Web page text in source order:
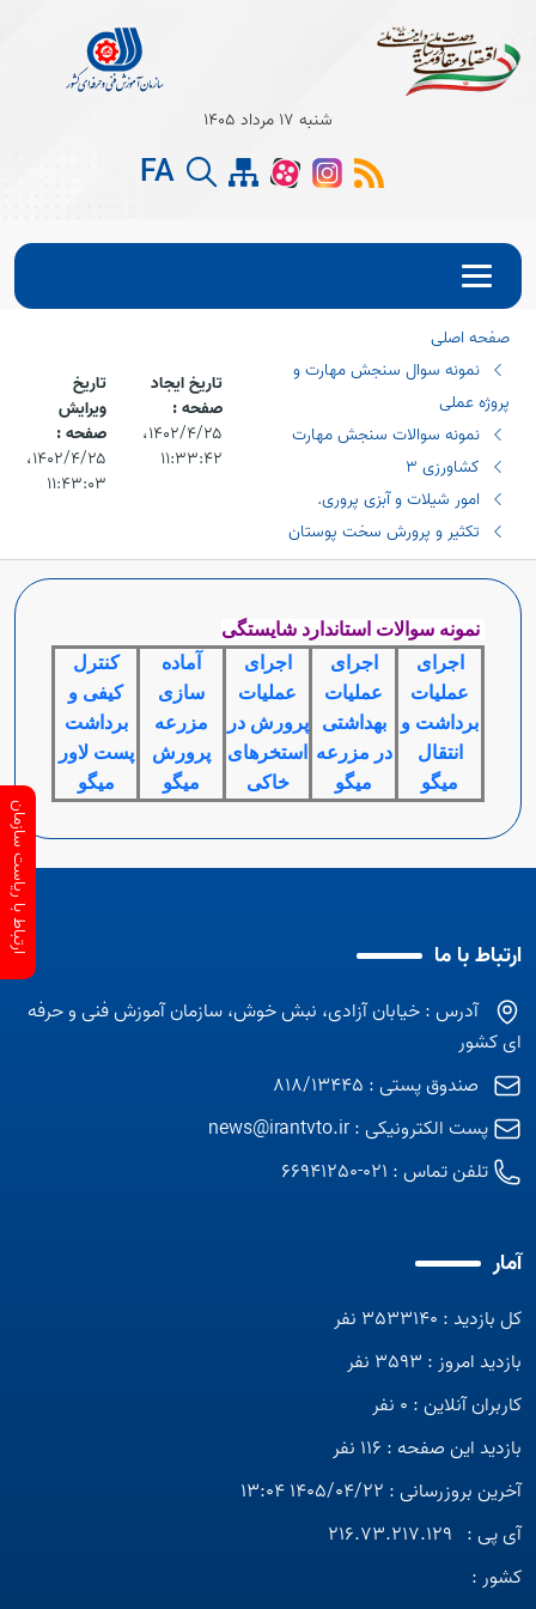
Open
Open
شنبه 17 مرداد 1405
FA
صفحه اصلی
نمونه سوال سنجش مهارت و
پروژه عملی
نمونه سوالات سنجش مهارت
کشاورزی 3
امور شیلات و آبزی پروری.
تکثیر و پرورش سخت پوستان
تاریخ ایجاد
صفحه :
۱۴۰۲/۴/۲۵،‏
۱۱:۳۳:۴۲
تاریخ
ویرایش
صفحه :
۱۴۰۲/۴/۲۵،‏
۱۱:۴۳:۰۳
نمونه سوالات استاندارد شایستگی
اجرای
عملیات
برداشت و
انتقال
میگو
اجرای
عملیات
بهداشتی
در مزرعه
میگو
اجرای
عملیات
پرورش در
استخرهای
خاکی
آماده
سازی
مزرعه
پرورش
میگو
کنترل
کیفی و
برداشت
پست لاور
میگو
ارتباط با ما
آدرس : خیابان آزادی، نبش خوش، سازمان آموزش فنی و حرفه
ای کشور
صندوق پستی : 818/13445
پست الکترونیکی :news@irantvto.ir
تلفن تماس : 021-66941250
آمار
کل بازدید : 3533140 نفر
بازدید امروز : 3593 نفر
کاربران آنلاین : 0 نفر
بازدید این صفحه : 116 نفر
آخرین بروزرسانی : 1405/04/22 13:04
آی پی : 216.73.217.129
کشور :
ارتباط با ریاست سازمان